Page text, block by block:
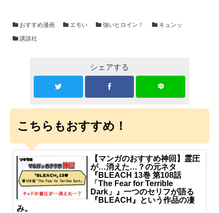
おすすめ漫画 エモい 強いヒロイン！
キュンッ
講談社
シェアする
こちらもおすすめ！
【マンガのおすすめ神回】霊圧
が…消えた…？の元ネタ
『BLEACH 13巻 第108話
「The Fear for Terrible
Dark」』一つのセリフが語る
『BLEACH』という作品の凄
み。